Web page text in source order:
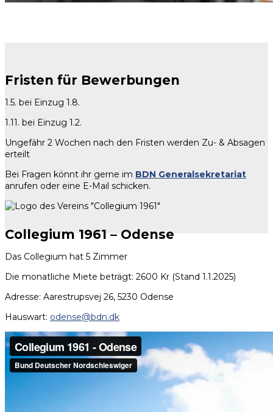
Fristen für Bewerbungen
1.5. bei Einzug 1.8.
1.11. bei Einzug 1.2.
Ungefähr 2 Wochen nach den Fristen werden Zu- & Absagen
erteilt
Bei Fragen könnt ihr gerne im BDN Generalsekretariat
anrufen oder eine E-Mail schicken.
Collegium 1961 – Odense
Das Collegium hat 5 Zimmer
Die monatliche Miete beträgt: 2600 Kr (Stand 1.1.2025)
Adresse: Aarestrupsvej 26, 5230 Odense
Hauswart: odense@bdn.dk